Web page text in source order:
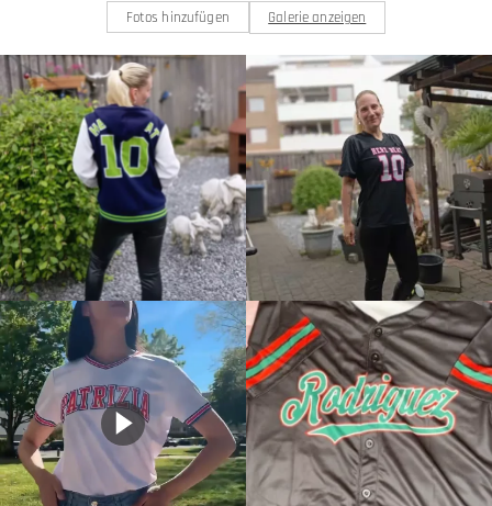
Fotos hinzufügen Galerie anzeigen